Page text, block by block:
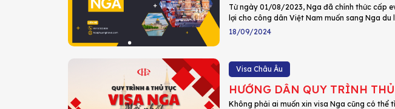
Từ ngày 01/08/2023, Nga đã chính thức cấp
lợi cho công dân Việt Nam muốn sang Nga du
18/09/2024
Visa Châu Âu
HƯỚNG DẪN QUY TRÌNH
Không phải ai muốn xin visa Nga cũng có thể